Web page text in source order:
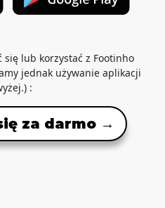
się lub korzystać z Footinho
jednak używanie aplikacji
:
za darmo →